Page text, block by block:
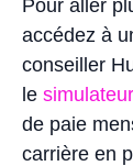
Pour aller
accédez à
conseiller
le
de paie
carrière en